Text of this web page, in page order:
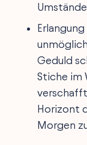
Geduld
Stiche im
verschafft
Horizont
Morgen